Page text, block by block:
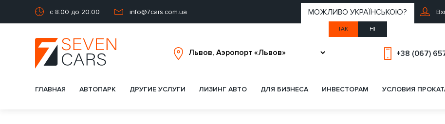
с 8:00 до 20:00 info@7cars.com.ua МОЖЛИВО УКРАЇНСЬКОЮ?
ТАК НІ
+38 (067)
ГЛАВНАЯ АВТОПАРК ДРУГИЕ УСЛУГИ ЛИЗИНГ АВТО ДЛЯ БИЗНЕСА ИНВЕСТОРАМ УСЛОВИЯ